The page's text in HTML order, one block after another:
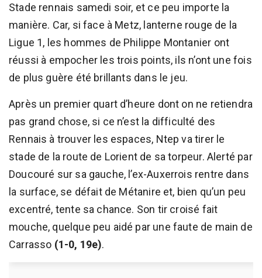
Stade rennais samedi soir, et ce peu importe la
manière. Car, si face à Metz, lanterne rouge de la
Ligue 1, les hommes de Philippe Montanier ont
réussi à empocher les trois points, ils n’ont une fois
de plus guère été brillants dans le jeu.
Après un premier quart d’heure dont on ne retiendra
pas grand chose, si ce n’est la difficulté des
Rennais à trouver les espaces, Ntep va tirer le
stade de la route de Lorient de sa torpeur. Alerté par
Doucouré sur sa gauche, l’ex-Auxerrois rentre dans
la surface, se défait de Métanire et, bien qu’un peu
excentré, tente sa chance. Son tir croisé fait
mouche, quelque peu aidé par une faute de main de
Carrasso (1-0, 19e).